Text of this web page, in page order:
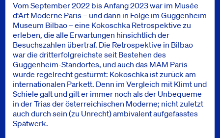
Vom September 2022 bis Anfang 2023 war im Musée
d‘Art Moderne Paris – und dann in Folge im Guggenheim
Museum Bilbao – eine Kokoschka Retrospektive zu
erleben, die alle Erwartungen hinsichtlich der
Besuchszahlen übertraf. Die Retrospektive in Bilbao
war die dritterfolgreichste seit Bestehen des
Guggenheim-Standortes, und auch das MAM Paris
wurde regelrecht gestürmt: Kokoschka ist zurück am
internationalen Parkett. Denn im Vergleich mit Klimt und
Schiele galt und gilt er immer noch als der Unbequeme
in der Trias der österreichischen Moderne; nicht zuletzt
auch durch sein (zu Unrecht) ambivalent aufgefasstes
Spätwerk.